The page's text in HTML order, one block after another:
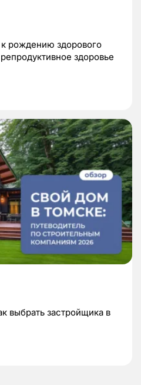
рождению здорового
здоровье
выбрать застройщика в